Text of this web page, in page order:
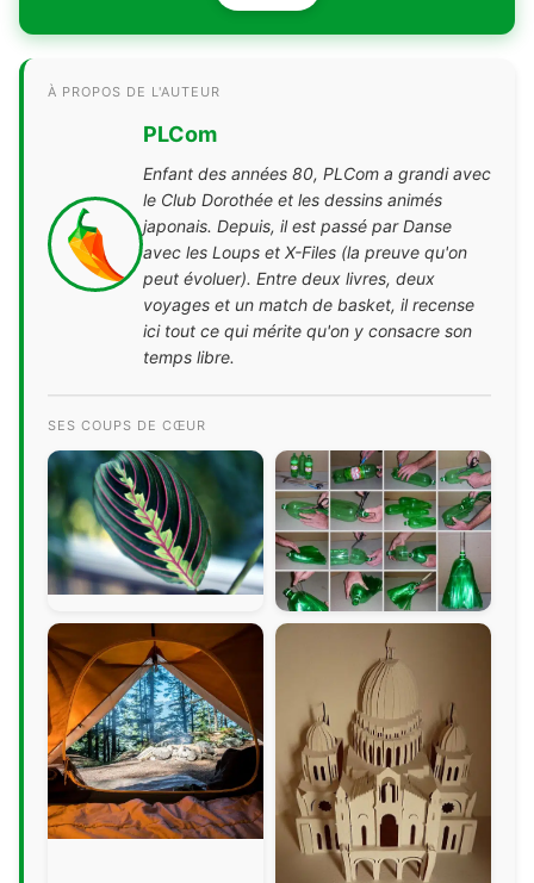
À PROPOS DE L'AUTEUR
PLCom
Enfant des années 80, PLCom a grandi avec
le Club Dorothée et les dessins animés
japonais. Depuis, il est passé par Danse
avec les Loups et X-Files (la preuve qu'on
peut évoluer). Entre deux livres, deux
voyages et un match de basket, il recense
ici tout ce qui mérite qu'on y consacre son
temps libre.
SES COUPS DE CŒUR